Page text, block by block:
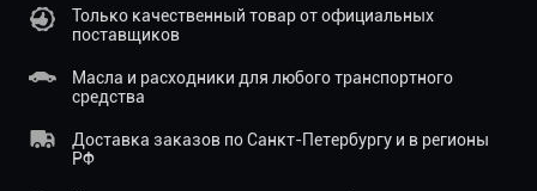
Только качественный товар от официальных
поставщиков
Масла и расходники для любого транспортного
средства
Доставка заказов по Санкт-Петербургу и в регионы
РФ